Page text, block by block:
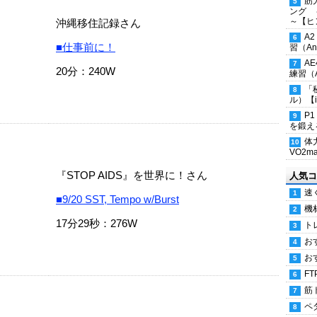
沖縄移住記録さん
■仕事前に！
20分：240W
『STOP AIDS』を世界に！さん
■9/20 SST, Tempo w/Burst
17分29秒：276W
ング
～【
A2
習（
練習
ル）【
を鍛
体
人気
速
機
ト
お
お
筋
ペ